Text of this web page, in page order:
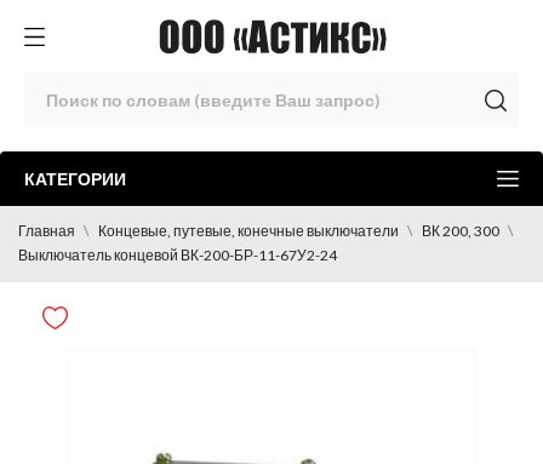
КАТЕГОРИИ
Главная Концевые, путевые, конечные выключатели
ВК 200, 300
Выключатель концевой ВК-200-БР-11-67У2-24